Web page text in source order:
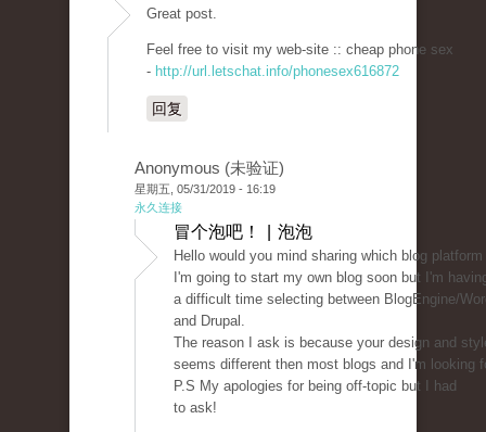
Great post.
Feel free to visit my web-site :: cheap phone sex
- http://url.letschat.info/phonesex616872
回复
Anonymous (未验证)
星期五, 05/31/2019 - 16:19
永久连接
冒个泡吧！ | 泡泡
Hello would you mind sharing which blog
I'm going to start my own blog soon but I'm
a difficult time selecting between BlogEngine/
and Drupal.
The reason I ask is because your design and
seems different then most blogs and I'm looking
P.S My apologies for being off-topic but I had
to ask!